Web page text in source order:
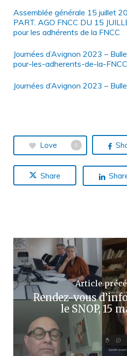
Assemblée générale 15 juillet
PART. AGO FNCC DU 15
pour les adhérents de la FNCC
Journées d’Avignon 2023 –
pour-les-adherents-de-la-FNCC
Journées d’Avignon 2023 –
Love 0
Share
Article
Rendez-vous
le SNOP, 15